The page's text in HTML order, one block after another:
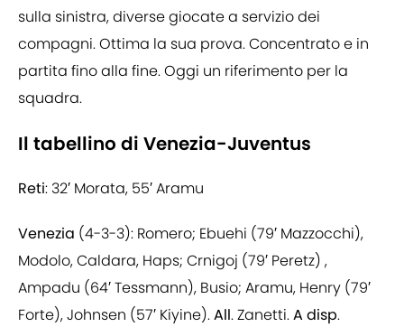
sulla sinistra, diverse giocate a servizio dei
compagni. Ottima la sua prova. Concentrato e in
partita fino alla fine. Oggi un riferimento per la
squadra.
Il tabellino di Venezia-Juventus
Reti: 32′ Morata, 55′ Aramu
Venezia (4-3-3): Romero; Ebuehi (79′ Mazzocchi),
Modolo, Caldara, Haps; Crnigoj (79′ Peretz) ,
Ampadu (64′ Tessmann), Busio; Aramu, Henry (79′
Forte), Johnsen (57′ Kiyine).All. Zanetti.A disp.